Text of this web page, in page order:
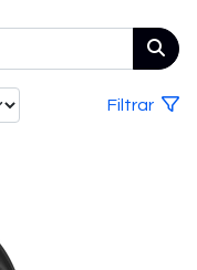
Filtrar